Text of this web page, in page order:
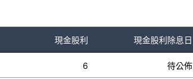
現金股利 現金股利除息日
6 待公佈